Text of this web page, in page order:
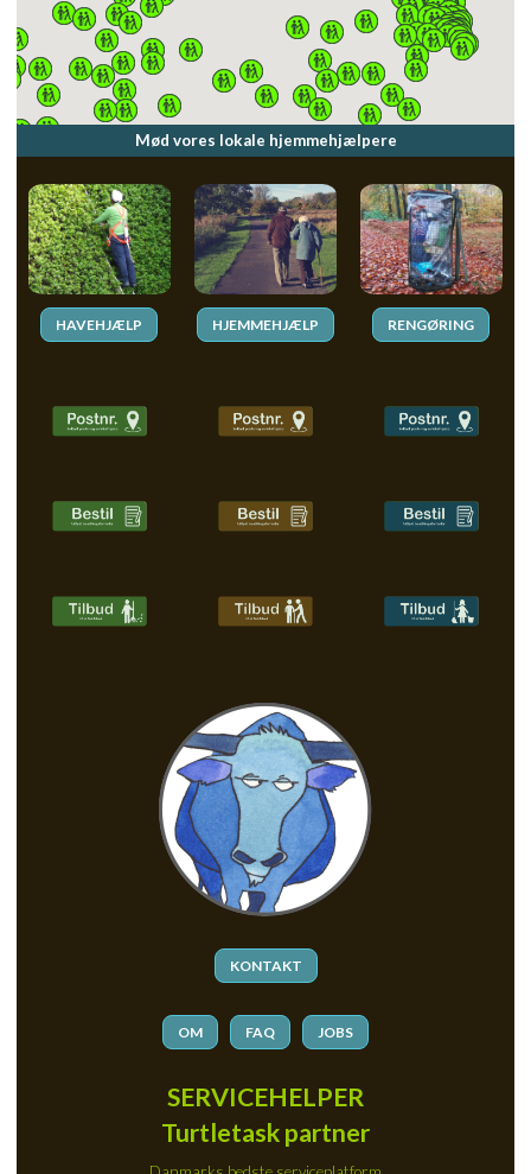
Mød vores lokale hjemmehjælpere
HAVEHJÆLP HJEMMEHJÆLP RENGØRING
KONTAKT
OM FAQ JOBS
SERVICEHELPER
Turtletask partner